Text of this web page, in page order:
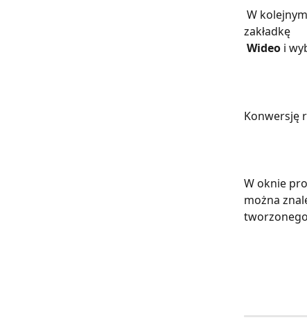
zakładkę
Wideo i
Konwersję
W oknie
można